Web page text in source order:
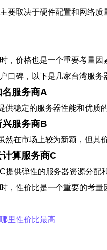
要取决于硬件配置和网络
，价格也是一个重要考量
口碑，以下是几家台湾服务
服务商A
供稳定的服务器性能和优质
服务商B
然在市场上较为新颖，但其
算服务商C
提供弹性的服务器资源分配
，性价比是一个重要的考
里性价比最高